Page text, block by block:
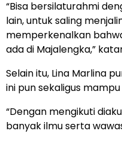
“Bisa bersilaturahmi
lain, untuk saling
memperkenalkan
ada di Majalengka,”
Selain itu, Lina Marlina
ini pun sekaligus
“Dengan mengikuti
banyak ilmu serta